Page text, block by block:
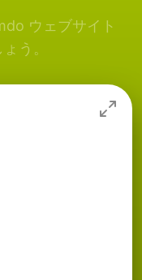
ウェブサイト
う。